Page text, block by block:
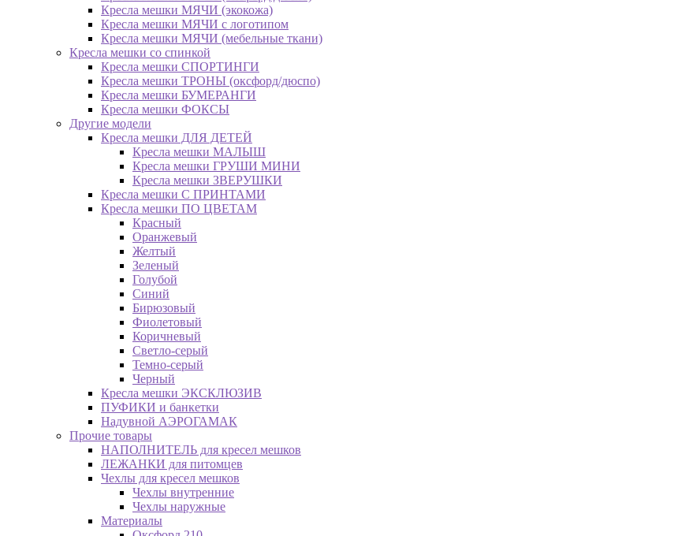
Кресла мешки МЯЧИ (экокожа)
Кресла мешки МЯЧИ с логотипом
Кресла мешки МЯЧИ (мебельные ткани)
Кресла мешки со спинкой
Кресла мешки СПОРТИНГИ
Кресла мешки ТРОНЫ (оксфорд/дюспо)
Кресла мешки БУМЕРАНГИ
Кресла мешки ФОКСЫ
Другие модели
Кресла мешки ДЛЯ ДЕТЕЙ
Кресла мешки МАЛЫШ
Кресла мешки ГРУШИ МИНИ
Кресла мешки ЗВЕРУШКИ
Кресла мешки С ПРИНТАМИ
Кресла мешки ПО ЦВЕТАМ
Красный
Оранжевый
Желтый
Зеленый
Голубой
Синий
Бирюзовый
Фиолетовый
Коричневый
Светло-серый
Темно-серый
Черный
Кресла мешки ЭКСКЛЮЗИВ
ПУФИКИ и банкетки
Надувной АЭРОГАМАК
Прочие товары
НАПОЛНИТЕЛЬ для кресел мешков
ЛЕЖАНКИ для питомцев
Чехлы для кресел мешков
Чехлы внутренние
Чехлы наружные
Материалы